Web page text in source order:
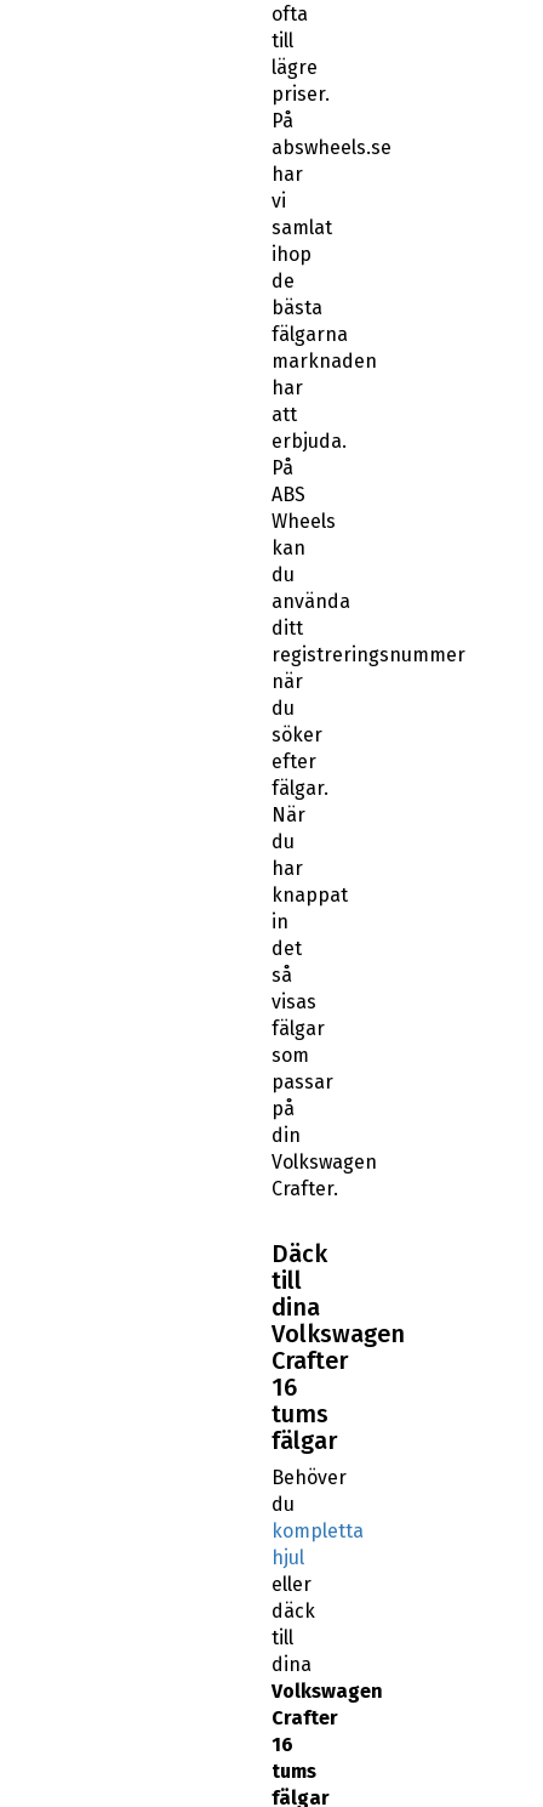
ofta
till
lägre
priser.
På
abswheels.se
har
vi
samlat
ihop
de
bästa
fälgarna
marknaden
har
att
erbjuda.
På
ABS
Wheels
kan
du
använda
ditt
registreringsnummer
när
du
söker
efter
fälgar.
När
du
har
knappat
in
det
så
visas
fälgar
som
passar
på
din
Volkswagen
Crafter.
Däck
till
dina
Volkswagen
Crafter
16
tums
fälgar
Behöver
du
kompletta
hjul
eller
däck
till
dina
Volkswagen
Crafter
16
tums
fälgar